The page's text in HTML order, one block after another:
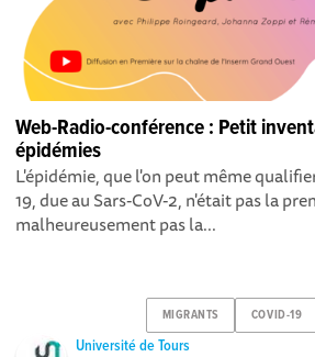
Web-Radio-conférence : Petit
épidémies
L'épidémie, que l'on peut même
19, due au Sars-CoV-2, n'était pas la
malheureusement pas la...
MIGRANTS COVID-19
Université de Tours